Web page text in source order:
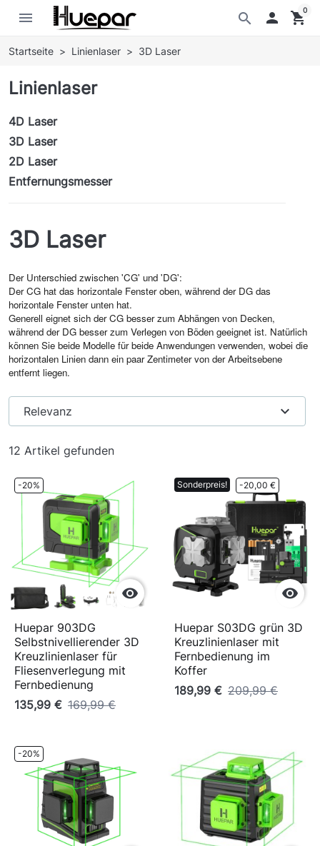
menu search  shopping_cart
0
Startseite Linienlaser 3D Laser
Linienlaser
4D Laser
3D Laser
2D Laser
Entfernungsmesser
3D Laser
Der Unterschied zwischen 'CG' und 'DG':
Der CG hat das horizontale Fenster oben, während der DG das
horizontale Fenster unten hat.
Generell eignet sich der CG besser zum Abhängen von Decken,
während der DG besser zum Verlegen von Böden geeignet ist. Natürlich
können Sie beide Modelle für beide Anwendungen verwenden, wobei die
horizontalen Linien dann ein paar Zentimeter von der Arbeitsebene
entfernt liegen.
12 Artikel gefunden
Relevanz expand_more
-20%

Huepar 903DG
Selbstnivellierender 3D
Kreuzlinienlaser für
Fliesenverlegung mit
Fernbedienung
135,99 € 169,99 €
Sonderpreis! -20,00 €

Huepar S03DG grün 3D
Kreuzlinienlaser mit
Fernbedienung im
Koffer
189,99 € 209,99 €
-20%